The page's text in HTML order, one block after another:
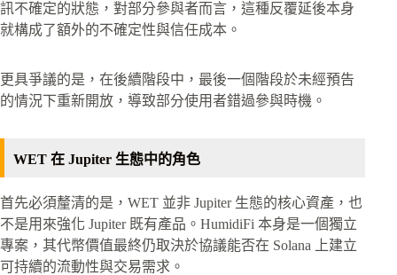
訊不確定的狀態，對部分參與者而言，這種反覆延後本身
就構成了額外的不確定性與信任成本。
更具爭議的是，在後續階段中，最後一個階段於未經預告
的情況下重新開放，導致部分使用者錯過參與時機。
WET 在 Jupiter 生態中的角色
首先必須釐清的是，WET 並非 Jupiter 生態的核心資產，也
不是用來強化 Jupiter 既有產品。HumidiFi 本身是一個獨立
專案，其代幣價值最終仍取決於協議能否在 Solana 上建立
可持續的流動性與交易需求。